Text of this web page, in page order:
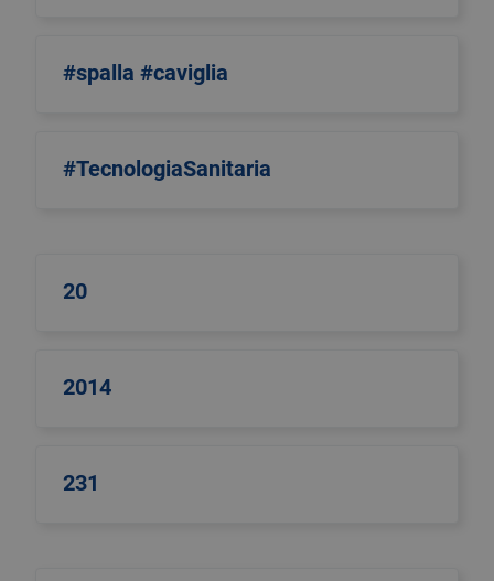
#spalla #caviglia
#TecnologiaSanitaria
20
2014
231